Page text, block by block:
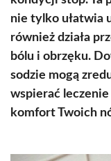
nie tylko ułatwia
również działa
bólu i obrzęku.
sodzie mogą
wspierać
komfort Twoich